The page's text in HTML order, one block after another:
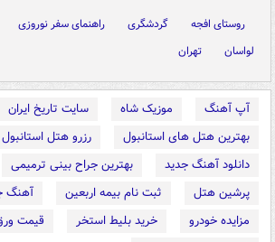
روستای افجه گردشگری راهنمای سفر نوروزی
لواسان
تهران
آپ آهنگ موزیک شاه
سایت تاریخ ایران
بهترین هتل های استانبول
رزرو هتل استانبول
دانلود آهنگ جدید
بهترین جراح بینی ترمیمی
پرشین هتل
ثبت نام بیمه اربعین
آهنگ
مزایده خودرو
خرید بلیط استخر
قیمت